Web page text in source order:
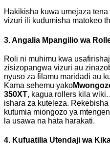
Hakikisha kuwa umejaza
vizuri ili kudumisha matokeo
3. Angalia Mpangilio wa
Roli ni muhimu kwa
zisizopangwa vizuri au
nyuso za filamu maridadi au
Kama sehemu yako
350XT, kagua rollers kila
ishara za kuteleza.
kutumia miongozo ya
la usawa na hata harakati.
4. Kufuatilia Utendaji wa